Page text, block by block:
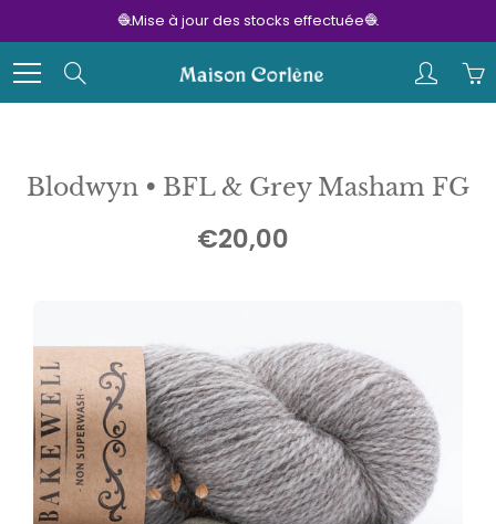
to
Content
🧶Mise à jour des stocks effectuée🧶
Blodwyn • BFL & Grey Masham FG
€20,00